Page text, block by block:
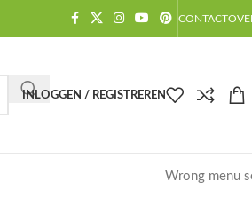
CONTACT
INLOGGEN / REGISTREREN
Wrong menu